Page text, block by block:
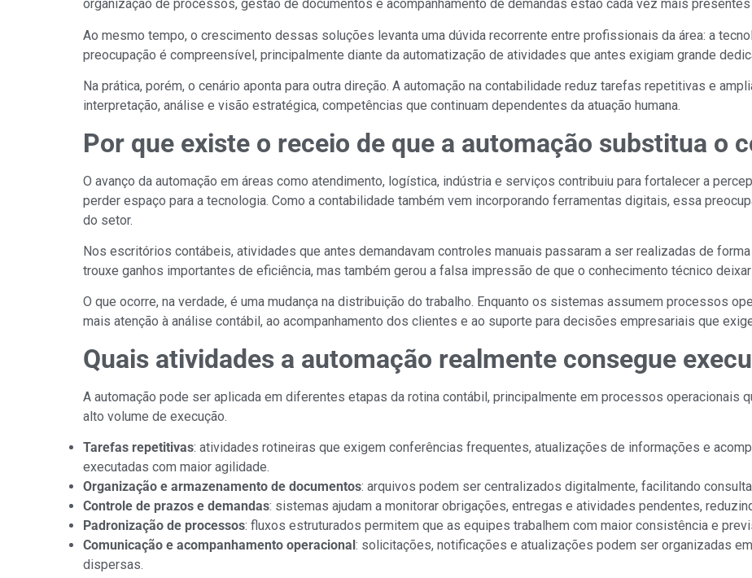
organização de processos, gestão de documentos e acompanhamento de demandas estão cada vez mais
Ao mesmo tempo, o crescimento dessas soluções levanta uma dúvida recorrente entre profissionais da área: a
preocupação é compreensível, principalmente diante da automatização de atividades que antes exigiam grande
Na prática, porém, o cenário aponta para outra direção. A automação na contabilidade reduz tarefas repetitivas e
interpretação, análise e visão estratégica, competências que continuam dependentes da atuação humana.
Por que existe o receio de que a automação substitua o
O avanço da automação em áreas como atendimento, logística, indústria e serviços contribuiu para fortalecer a
perder espaço para a tecnologia. Como a contabilidade também vem incorporando ferramentas digitais, essa
do setor.
Nos escritórios contábeis, atividades que antes demandavam controles manuais passaram a ser realizadas de
trouxe ganhos importantes de eficiência, mas também gerou a falsa impressão de que o conhecimento técnico
O que ocorre, na verdade, é uma mudança na distribuição do trabalho. Enquanto os sistemas assumem processos
mais atenção à análise contábil, ao acompanhamento dos clientes e ao suporte para decisões empresariais que
Quais atividades a automação realmente consegue
A automação pode ser aplicada em diferentes etapas da rotina contábil, principalmente em processos operacionais
alto volume de execução.
Tarefas repetitivas: atividades rotineiras que exigem conferências frequentes, atualizações de informações e
executadas com maior agilidade.
Organização e armazenamento de documentos: arquivos podem ser centralizados digitalmente, facilitando
Controle de prazos e demandas: sistemas ajudam a monitorar obrigações, entregas e atividades pendentes,
Padronização de processos: fluxos estruturados permitem que as equipes trabalhem com maior consistência e
Comunicação e acompanhamento operacional: solicitações, notificações e atualizações podem ser organizadas
dispersas.